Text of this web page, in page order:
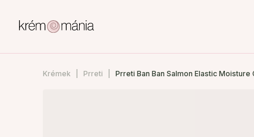
Krémek Prreti Prreti Ban Ban Salmon Elastic Moisture